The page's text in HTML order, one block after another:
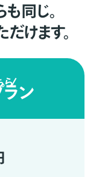
同じ。
けます。
ら
ン